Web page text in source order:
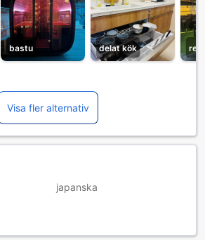
bastu delat kök
Visa fler alternativ
japanska